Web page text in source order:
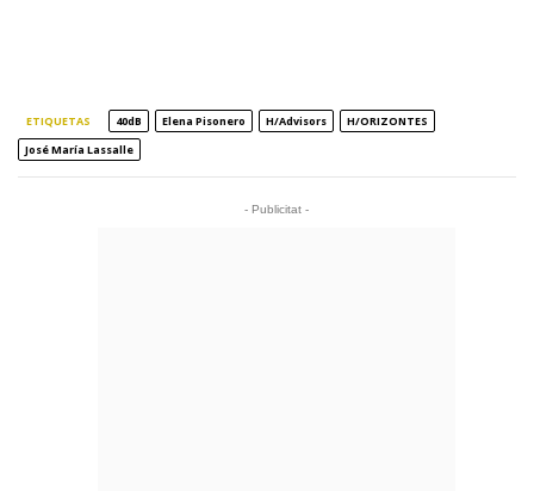
ETIQUETAS 40dB Elena Pisonero H/Advisors
H/ORIZONTES
José María Lassalle
- Publicitat -